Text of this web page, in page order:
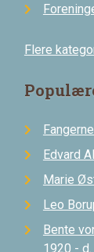
Flere
Edvard
Marie
Leo
Bente
1920 -